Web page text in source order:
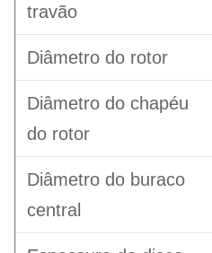
travão
Diâmetro do rotor
Diâmetro do chapéu
do rotor
Diâmetro do buraco
central